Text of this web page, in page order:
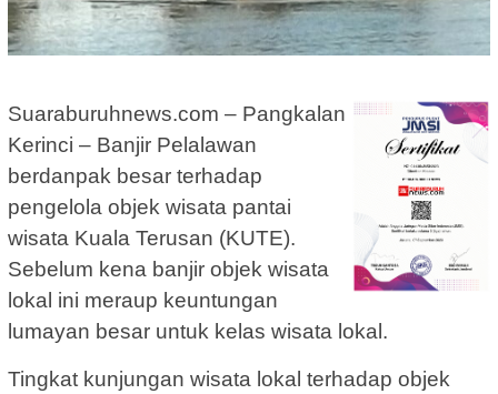
Suaraburuhnews.com – Pangkalan
Kerinci – Banjir Pelalawan
berdanpak besar terhadap
pengelola objek wisata pantai
wisata Kuala Terusan (KUTE).
Sebelum kena banjir objek wisata
lokal ini meraup keuntungan
lumayan besar untuk kelas wisata lokal.
Tingkat kunjungan wisata lokal terhadap objek